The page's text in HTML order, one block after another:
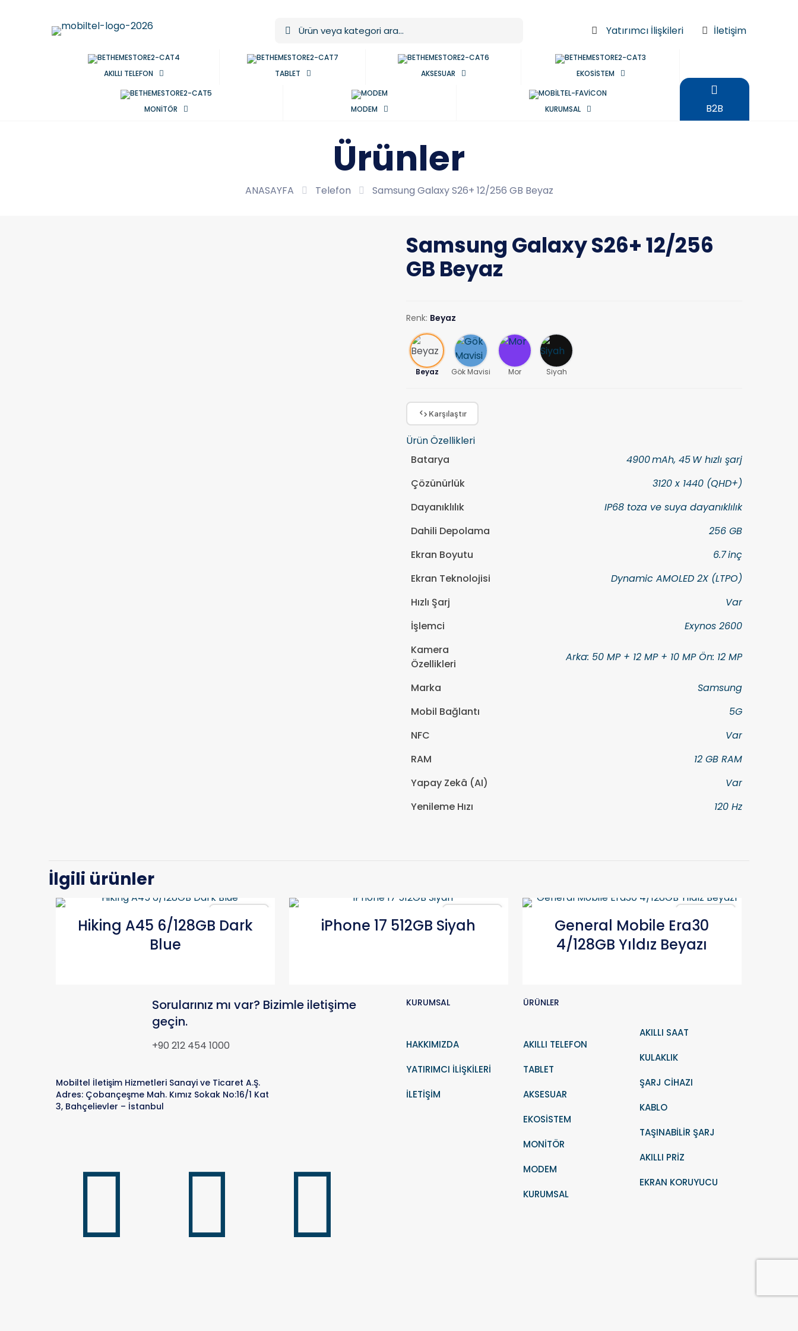
Yatırımcı İlişkileri İletişim
AKILLI TELEFON TABLET AKSESUAR EKOSİSTEM
MONİTÖR MODEM KURUMSAL B2B
Ürünler
ANASAYFA Telefon Samsung Galaxy S26+ 12/256 GB Beyaz
Samsung Galaxy S26+ 12/256
GB Beyaz
Renk: Beyaz
Beyaz Gök Mavisi Mor Siyah
Karşılaştır
Ürün Özellikleri
Batarya
4900 mAh, 45 W hızlı şarj
Çözünürlük
3120 x 1440 (QHD+)
Dayanıklılık
IP68 toza ve suya dayanıklılık
Dahili Depolama
256 GB
Ekran Boyutu
6.7 inç
Ekran Teknolojisi
Dynamic AMOLED 2X (LTPO)
Hızlı Şarj
Var
İşlemci
Exynos 2600
Kamera
Özellikleri
Arka: 50 MP + 12 MP + 10 MP Ön: 12 MP
Marka
Samsung
Mobil Bağlantı
5G
NFC
Var
RAM
12 GB RAM
Yapay Zekâ (AI)
Var
Yenileme Hızı
120 Hz
İlgili ürünler
Hiking A45 6/128GB Dark
Blue
iPhone 17 512GB Siyah
General Mobile Era30
4/128GB Yıldız Beyazı
Sorularınız mı var? Bizimle iletişime
geçin.
+90 212 454 1000
Mobiltel İletişim Hizmetleri Sanayi ve Ticaret A.Ş.
Adres: Çobançeşme Mah. Kımız Sokak No:16/1 Kat
3, Bahçelievler – İstanbul
KURUMSAL
HAKKIMIZDA
YATIRIMCI İLİŞKİLERİ
İLETİŞİM
ÜRÜNLER
AKILLI TELEFON
TABLET
AKSESUAR
EKOSİSTEM
MONİTÖR
MODEM
KURUMSAL
AKILLI SAAT
KULAKLIK
ŞARJ CİHAZI
KABLO
TAŞINABİLİR ŞARJ
AKILLI PRİZ
EKRAN KORUYUCU